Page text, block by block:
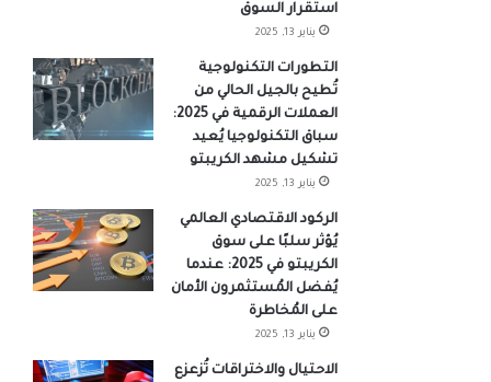
استقرار السوق
يناير 13, 2025
التطورات التكنولوجية
تُطيح بالجيل الحالي من
العملات الرقمية في 2025:
سباق التكنولوجيا يُعيد
تشكيل مشهد الكريبتو
يناير 13, 2025
الركود الاقتصادي العالمي
يُؤثر سلبًا على سوق
الكريبتو في 2025: عندما
يُفضل المُستثمرون الأمان
على المُخاطرة
يناير 13, 2025
الاحتيال والاختراقات تُزعزع